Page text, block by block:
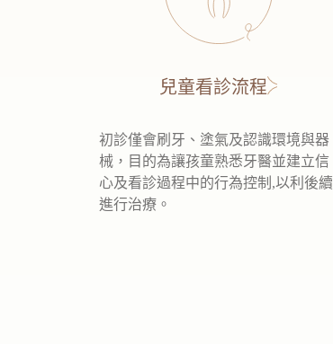
兒童看診流程
初診僅會刷牙、塗氣及認識環境與器
械，目的為讓孩童熟悉牙醫並建立信
心及看診過程中的行為控制,以利後續
進行治療。